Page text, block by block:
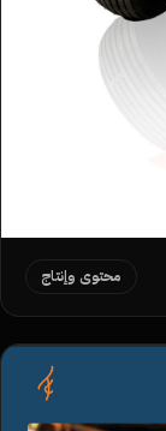
محتوى وإنتاج